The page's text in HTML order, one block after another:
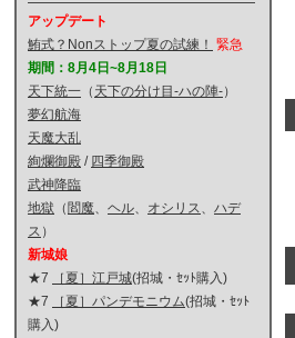
アップデート
鮪式？Nonストップ夏の試練！ 緊急
期間：8月4日~8月18日
天下統一 （ 天下の分け目-ハの陣-）
夢幻航海
天魔大乱
絢爛御殿 / 四季御殿
武神降臨
地獄 （ 閻魔、 ヘル、 オシリス、 ハデ
ス ）
新城娘
★7
［夏］江戸城(招城・ｾｯﾄ購入)
★7
［夏］パンデモニウム(招城・ｾｯﾄ
購入)